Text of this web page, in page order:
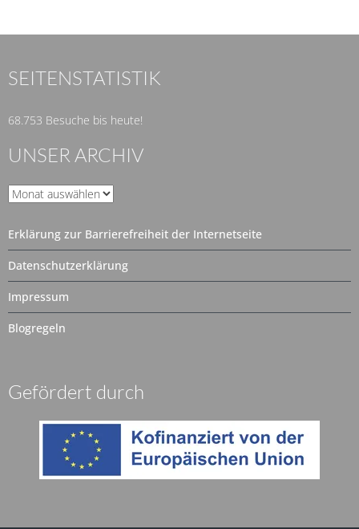
SEITENSTATISTIK
68.753 Besuche bis heute!
UNSER ARCHIV
Unser
Erklärung zur Barrierefreiheit der Internetseite
Datenschutzerklärung
Impressum
Blogregeln
Gefördert durch